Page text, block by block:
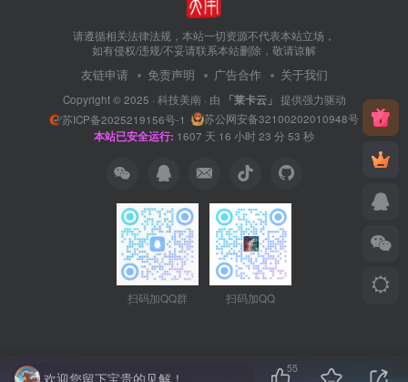
请遵循相关法律法规，本站一切资源不代表本站立场，
如有侵权/违规/不妥请联系本站删除，敬请谅解
友链申请 免责声明 广告合作 关于我们
Copyright © 2025 · 科技美南 · 由 「莱卡云」 提供强力驱动
苏ICP备2025219156号-1
苏公网安备32100202010948号
本站已安全运行: 1607 天 16 小时23 分 53 秒
扫码加QQ群 扫码加QQ
欢迎您留下宝贵的见解！
55